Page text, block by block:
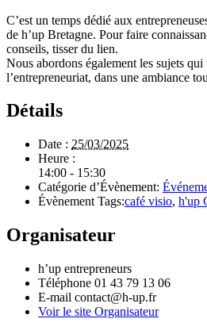
C’est un temps dédié aux
de h’up Bretagne. Pour faire
conseils, tisser du lien.
Nous abordons également les sujets
l’entrepreneuriat, dans une ambiance
Détails
Date : 25/03/2025
Heure :
14:00 - 15:30
Catégorie d’Évènement:
Évènement Tags:café visio, h'up
Organisateur
h’up entrepreneurs
Téléphone 01 43 79 13 06
E-mail contact@h-up.fr
Voir le site Organisateur